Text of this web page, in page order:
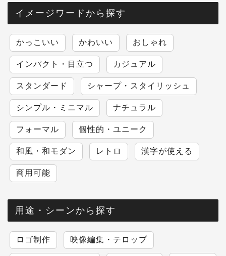
イメージワードから探す
かっこいい かわいい おしゃれ
インパクト・目立つ カジュアル
スタンダード シャープ・スタイリッシュ
シンプル・ミニマル ナチュラル
フォーマル 個性的・ユニーク
和風・和モダン レトロ 漢字が使える
商用可能
用途・シーンから探す
ロゴ制作 映像編集・テロップ